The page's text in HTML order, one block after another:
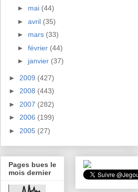
► mai (44)
► avril (35)
► mars (33)
► février (44)
► janvier (37)
► 2009 (427)
► 2008 (443)
► 2007 (282)
► 2006 (199)
► 2005 (27)
Pages bues le
mois dernier